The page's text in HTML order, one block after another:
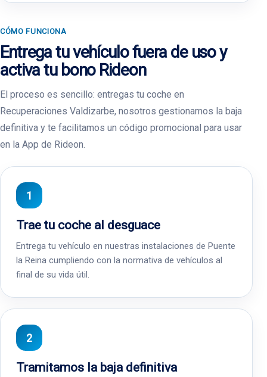
CÓMO FUNCIONA
Entrega tu vehículo fuera de uso y
activa tu bono Rideon
El proceso es sencillo: entregas tu coche en
Recuperaciones Valdizarbe, nosotros gestionamos la baja
definitiva y te facilitamos un código promocional para usar
en la App de Rideon.
Trae tu coche al desguace
Entrega tu vehículo en nuestras instalaciones de Puente
la Reina cumpliendo con la normativa de vehículos al
final de su vida útil.
Tramitamos la baja definitiva